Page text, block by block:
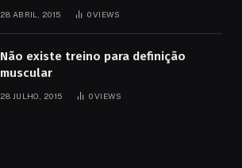
28 ABRIL, 2015 0VIEWS
Não existe treino para definição
muscular
28 JULHO, 2015 0VIEWS